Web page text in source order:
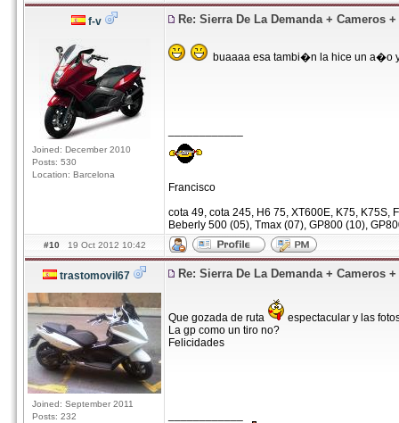
f-v
Joined: December 2010
Posts: 530
Location: Barcelona
Re: Sierra De La Demanda + Cameros
buaaaa esa tambi�n la hice un a�o
Francisco
cota 49, cota 245, H6 75, XT600E, K75, K75S,
Beberly 500 (05), Tmax (07), GP800 (10),
#10 19 Oct 2012 10:42
trastomovil67
Joined: September 2011
Posts: 232
Re: Sierra De La Demanda + Cameros
Que gozada de ruta
espectacular y las
La gp como un tiro no?
Felicidades